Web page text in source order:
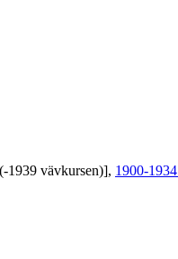
1939 vävkursen)], 1900-1934